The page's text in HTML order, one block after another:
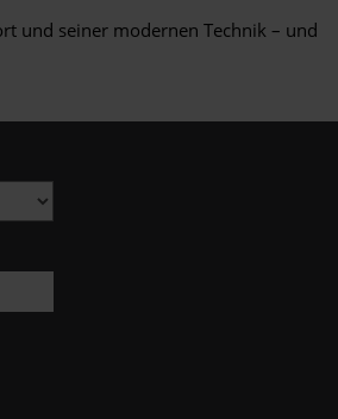
und seiner modernen Technik – und